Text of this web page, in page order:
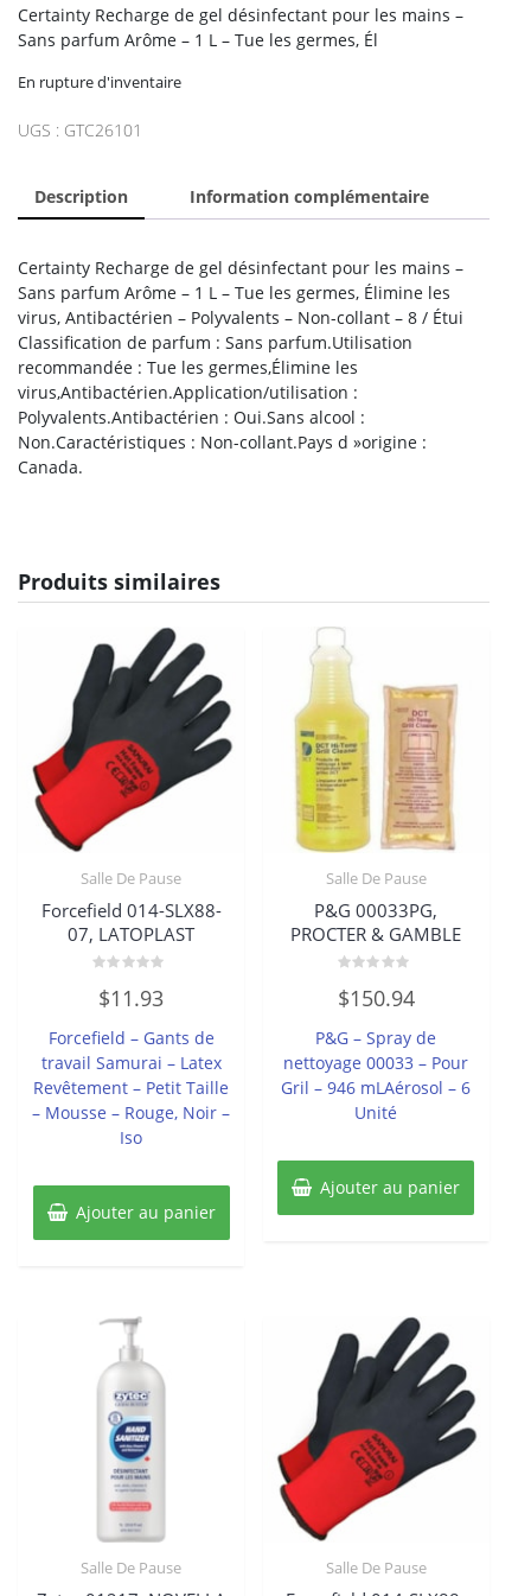
Certainty Recharge de gel désinfectant pour les mains –
Sans parfum Arôme – 1 L – Tue les germes, Él
En rupture d'inventaire
UGS : GTC26101
Description Information complémentaire
Certainty Recharge de gel désinfectant pour les mains –
Sans parfum Arôme – 1 L – Tue les germes, Élimine les
virus, Antibactérien – Polyvalents – Non-collant – 8 / Étui
Classification de parfum : Sans parfum.Utilisation
recommandée : Tue les germes,Élimine les
virus,Antibactérien.Application/utilisation :
Polyvalents.Antibactérien : Oui.Sans alcool :
Non.Caractéristiques : Non-collant.Pays d »origine :
Canada.
Produits similaires
Salle De Pause
Forcefield 014-SLX88-
07, LATOPLAST
0
sur
$11.93
Forcefield – Gants de
travail Samurai – Latex
Revêtement – Petit Taille
– Mousse – Rouge, Noir –
Iso
Ajouter au panier
Salle De Pause
P&G 00033PG,
PROCTER & GAMBLE
0
sur
$150.94
P&G – Spray de
nettoyage 00033 – Pour
Gril – 946 mLAérosol – 6
Unité
Ajouter au panier
Salle De Pause Salle De Pause